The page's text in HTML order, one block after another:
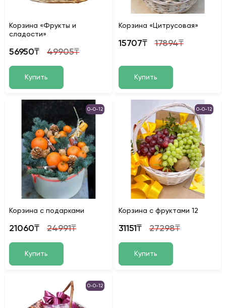
Корзина «Фрукты и
сладости»
56950₸ 49905₸
Купить
Корзина «Цитрусовая»
15707₸ 17894₸
Купить
0-0-12
Корзина с подарками
21060₸ 24991₸
Купить
0-0-12
Корзина с фруктами 12
31151₸ 27298₸
Купить
0-0-12